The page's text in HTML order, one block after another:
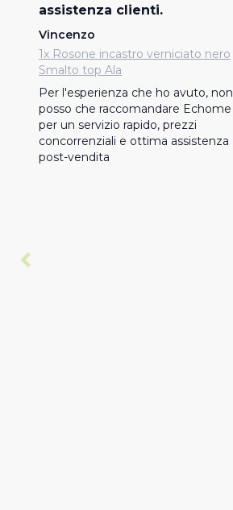
assistenza clienti.
Vincenzo
1x Rosone incastro verniciato nero
Smalto top Ala
Per l'esperienza che ho avuto, non
posso che raccomandare Echome
per un servizio rapido, prezzi
concorrenziali e ottima assistenza
post-vendita